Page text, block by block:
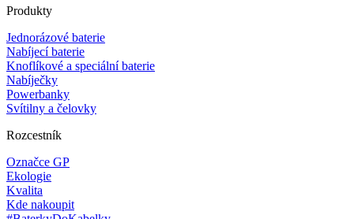
Produkty
Jednorázové baterie
Nabíjecí baterie
Knoflíkové a speciální baterie
Nabíječky
Powerbanky
Svítilny a čelovky
Rozcestník
Označce GP
Ekologie
Kvalita
Kde nakoupit